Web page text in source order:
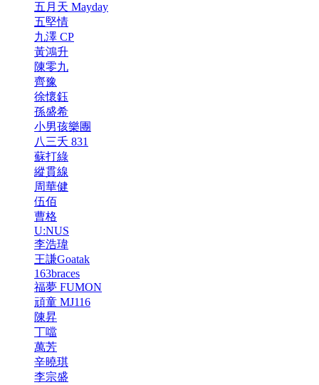
五月天 Mayday
五堅情
九澤 CP
黃鴻升
陳零九
齊豫
徐懷鈺
孫盛希
小男孩樂團
八三夭 831
蘇打綠
縱貫線
周華健
伍佰
曹格
U:NUS
李浩瑋
王謙Goatak
163braces
福夢 FUMON
頑童 MJ116
陳昇
丁噹
萬芳
辛曉琪
李宗盛